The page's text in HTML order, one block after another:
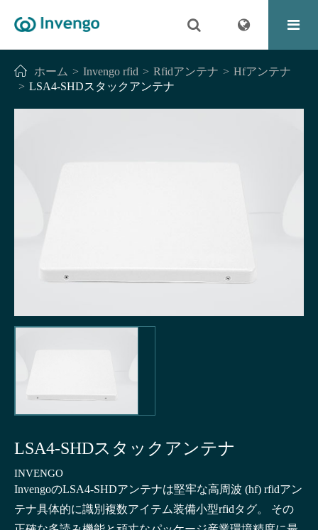
ホーム Invengo rfid Rfidアンテナ
Hfアンテナ
LSA4-SHDスタックアンテナ
LSA4-SHDスタックアンテナ
INVENGO
InvengoのLSA4-SHDアンテナは堅牢な高周波 (hf) rfidアン
テナ具体的に識別複数アイテム装備小型rfidタグ。 その